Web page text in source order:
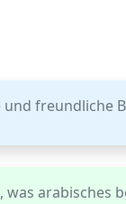
und freundliche
was arabisches